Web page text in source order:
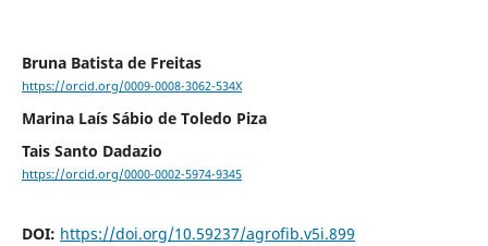
Bruna Batista de Freitas
https://orcid.org/0009-0008-3062-534X
Marina Laís Sábio de Toledo Piza
Tais Santo Dadazio
https://orcid.org/0000-0002-5974-9345
DOI: https://doi.org/10.59237/agrofib.v5i.899